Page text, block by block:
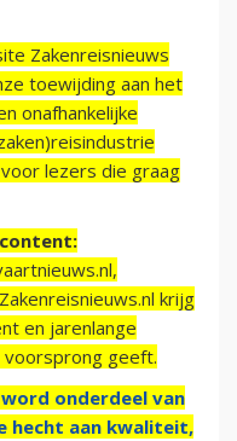
Zakenreisnieuws
toewijding aan het
onafhankelijke
lezers die graag
krijg
en jarenlange
geeft.
onderdeel van
hecht aan kwaliteit,